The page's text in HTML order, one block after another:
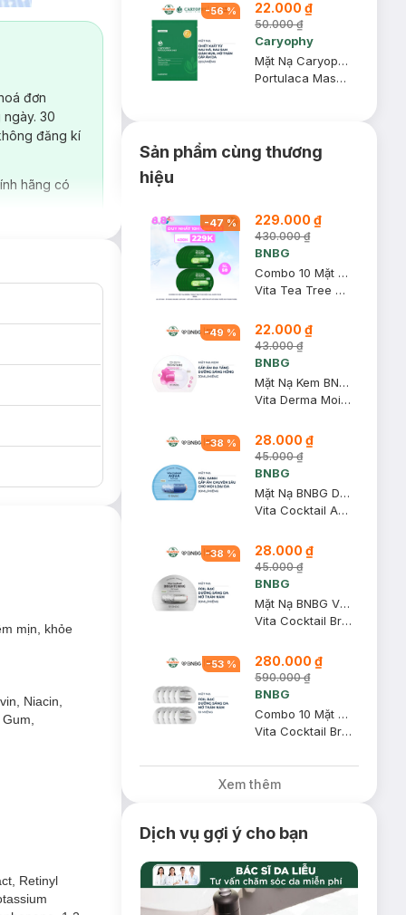
khỏe
tại xứ Hàn.
da và giảm
rào bảo vệ da,
đơn
30
đăng kí
hãng có
mịn, khỏe
Niacin,
Retinyl
-56% 22.000 ₫
50.000 ₫
Caryophy
Mặt Nạ Caryophy Làm Giảm Mụn, Thâm & Dưỡng Ẩm Da 22g
Portulaca Mask Sheet 3in1
Sản phẩm cùng thương
hiệu
-47 % 229.000 ₫
430.000 ₫
BNBG
Combo 10 Mặt Nạ BNBG Tràm Trà Thải Độc Da, Giảm Mụn 30ml
Vita Tea Tree Healing Face Mask Pack
-49 % 22.000 ₫
43.000 ₫
BNBG
Mặt Nạ Kem BNBG Cấp Ẩm Đa Tầng 30ml
Vita Derma Moisture Cream Mask
-38 % 28.000 ₫
45.000 ₫
BNBG
Mặt Nạ BNBG Dưỡng Ẩm Chuyên Sâu Cho Mọi Loại Da 30ml
Vita Cocktail Aqua Foil Mask
-38 % 28.000 ₫
45.000 ₫
BNBG
Mặt Nạ BNBG Vita Complex Dưỡng Sáng Da, Mờ Thâm Nám 30ml
Vita Cocktail Brightening Foil Mask
-53 % 280.000 ₫
590.000 ₫
BNBG
Combo 10 Mặt Nạ BNBG Vita Complex Dưỡng Sáng, Mờ Thâm Nám 30ml
Vita Cocktail Brightening Foil Mask
Xem thêm
Dịch vụ gợi ý cho bạn